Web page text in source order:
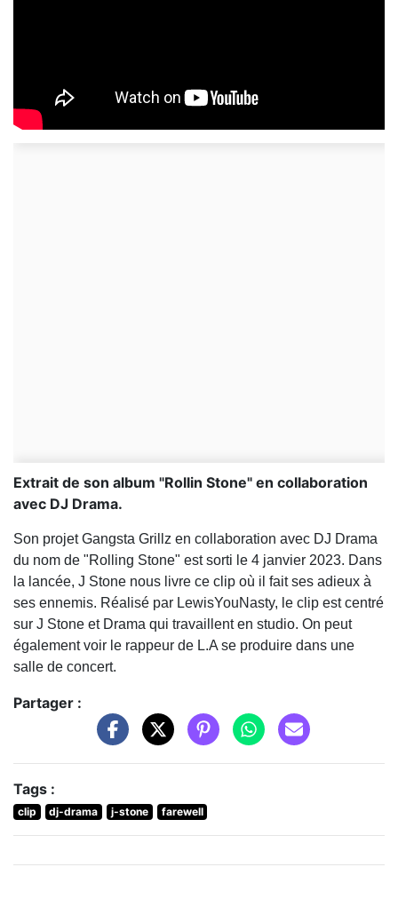
Extrait de son album "Rollin Stone" en collaboration
avec DJ Drama.
Son projet Gangsta Grillz en collaboration avec DJ Drama
du nom de "Rolling Stone" est sorti le 4 janvier 2023. Dans
la lancée, J Stone nous livre ce clip où il fait ses adieux à
ses ennemis. Réalisé par LewisYouNasty, le clip est centré
sur J Stone et Drama qui travaillent en studio. On peut
également voir le rappeur de L.A se produire dans une
salle de concert.
Partager :
Tags :
clip dj-drama j-stone farewell